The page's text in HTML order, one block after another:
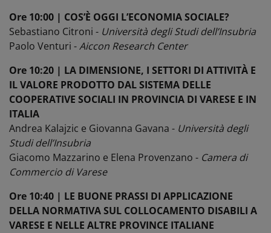
Ore 10:00 | COS’È OGGI L’ECONOMIA SOCIALE?
Sebastiano Citroni - Università degli Studi dell’Insubria
Paolo Venturi -Aiccon Research Center
Ore 10:20 | LA DIMENSIONE, I SETTORI DI ATTIVITÀ E
IL VALORE PRODOTTO DAL SISTEMA DELLE
COOPERATIVE SOCIALI IN PROVINCIA DI VARESE E IN
ITALIA
Andrea Kalajzic e Giovanna Gavana - Università degli
Studi dell’Insubria
Giacomo Mazzarino e Elena Provenzano - Camera di
Commercio di Varese
Ore 10:40 | LE BUONE PRASSI DI APPLICAZIONE
DELLA NORMATIVA SUL COLLOCAMENTO DISABILI A
VARESE E NELLE ALTRE PROVINCE ITALIANE